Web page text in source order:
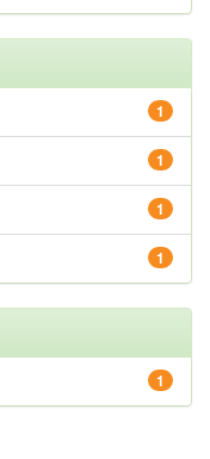
1
1
1
1
1